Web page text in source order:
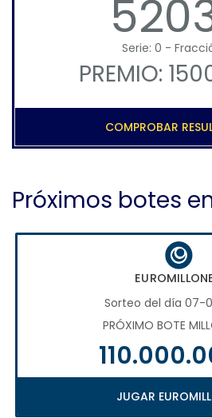
Serie: 0 -
PREMIO:
COMPROBAR
Próximos botes
Sorteo del día 07-
PRÓXIMO BOTE
JUGAR